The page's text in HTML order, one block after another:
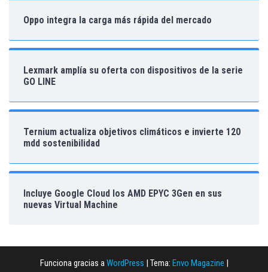
Oppo integra la carga más rápida del mercado
Lexmark amplía su oferta con dispositivos de la serie
GO LINE
Ternium actualiza objetivos climáticos e invierte 120
mdd sostenibilidad
Incluye Google Cloud los AMD EPYC 3Gen en sus
nuevas Virtual Machine
Funciona gracias aWordPress Tema: Envo Magazine